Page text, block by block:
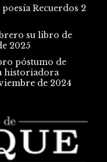
Recuerdos 2
su libro de
2025
póstumo de
historiadora
de 2024